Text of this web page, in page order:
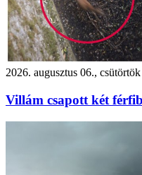
2026. augusztus 06., csütörtök
Villám csapott két